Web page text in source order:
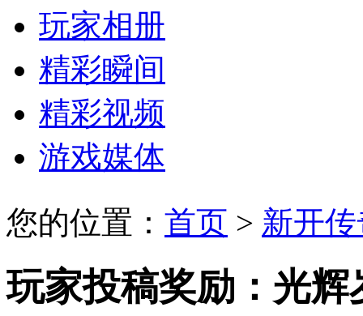
玩家相册
精彩瞬间
精彩视频
游戏媒体
您的位置： 首页 > 新开
玩家投稿奖励：光